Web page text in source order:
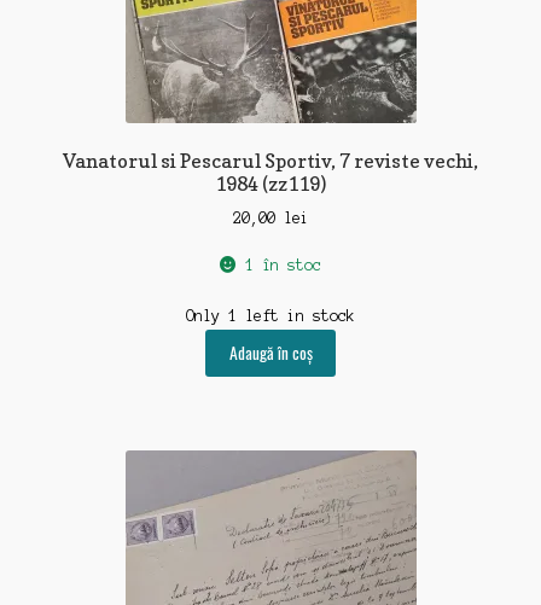
Vanatorul si Pescarul Sportiv, 7 reviste vechi,
1984 (zz119)
20,00 lei
1 în stoc
Only 1 left in stock
Adaugă în coș